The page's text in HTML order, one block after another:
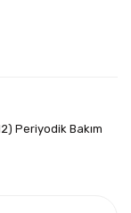
Periyodik Bakım